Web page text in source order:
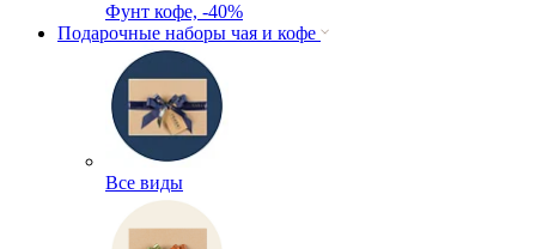
Фунт кофе, -40%
Подарочные наборы чая и кофе
Все виды